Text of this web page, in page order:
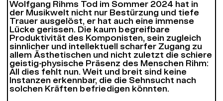
Wolfgang Rihms Tod im Sommer 2024 hat in
der Musikwelt nicht nur Bestürzung und tiefe
Trauer ausgelöst, er hat auch eine immense
Lücke gerissen. Die kaum begreifbare
Produktivität des Komponisten, sein zugleich
sinnlicher und intellektuell scharfer Zugang zu
allem Ästhetischen und nicht zuletzt die schiere
geistig-physische Präsenz des Menschen Rihm:
All dies fehlt nun. Weit und breit sind keine
Instanzen erkennbar, die die Sehnsucht nach
solchen Kräften befriedigen könnten.